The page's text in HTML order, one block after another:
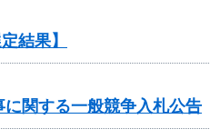
結果】
関する一般競争入札公告